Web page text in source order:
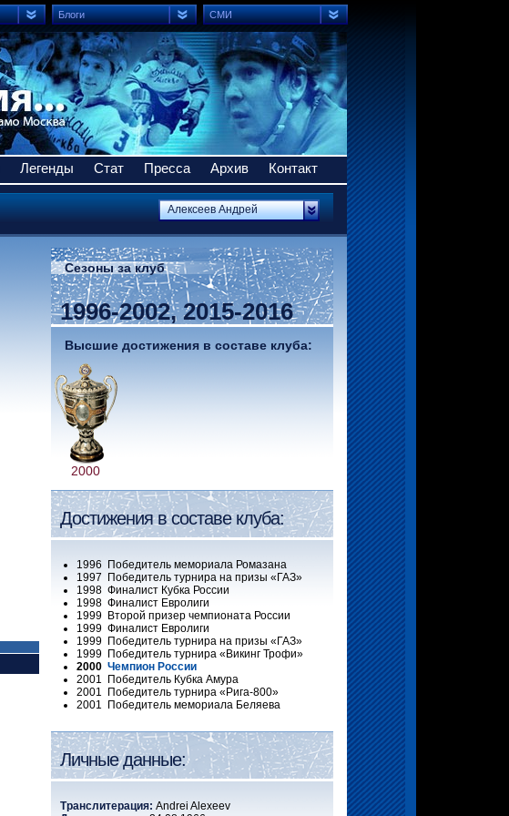
Блоги СМИ
Легенды Стат Пресса Архив Контакт
Алексеев Андрей
Сезоны за клуб
1996-2002, 2015-2016
Высшие достижения в составе клуба:
2000
Достижения в составе клуба:
1996 Победитель мемориала Ромазана
1997 Победитель турнира на призы «ГАЗ»
1998 Финалист Кубка России
1998 Финалист Евролиги
1999 Второй призер чемпионата России
1999 Финалист Евролиги
1999 Победитель турнира на призы «ГАЗ»
1999 Победитель турнира «Викинг Трофи»
2000 Чемпион России
2001 Победитель Кубка Амура
2001 Победитель турнира «Рига-800»
2001 Победитель мемориала Беляева
Личные данные:
Транслитерация: Andrei Alexeev